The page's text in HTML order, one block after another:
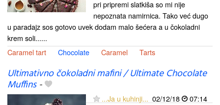
pri pripremi slatkiša so mi nije
nepoznata namirnica. Tako već dugo
u paradajz sos gotovo uvek dodam malo šećera a u čokoladni
krem soli......
Caramel tart
Chocolate Caramel Tarts
Ultimativno čokoladni mafini / Ultimate Chocolate
Muffins-
...Ja u kuhinji... 02/12/18
07:14